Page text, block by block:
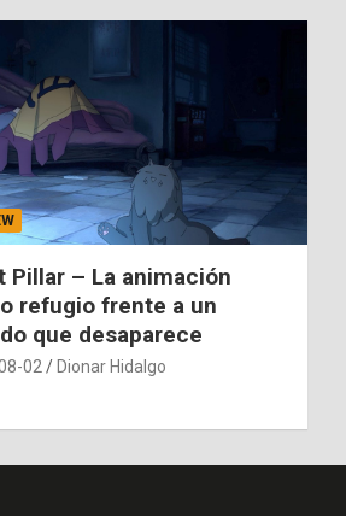
Pillar – La animación
refugio frente a un
que desaparece
02 Dionar Hidalgo